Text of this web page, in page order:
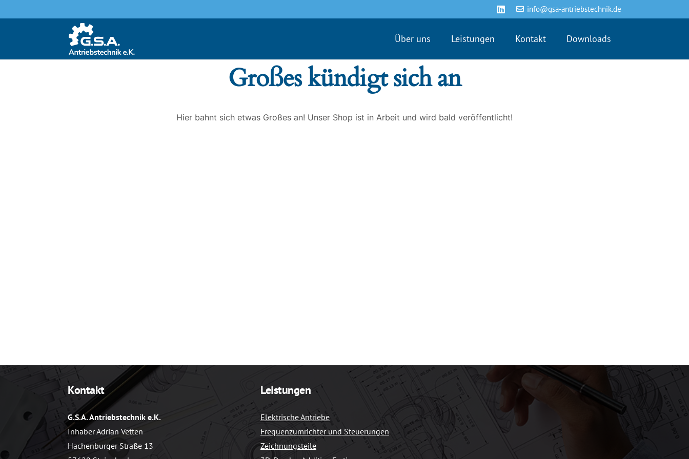
info@gsa-antriebstechnik.de
Über uns Leistungen Kontakt Downloads
Großes kündigt sich an
Hier bahnt sich etwas Großes an! Unser Shop ist in Arbeit und wird bald veröffentlicht!
Kontakt
G.S.A. Antriebstechnik e.K.
Inhaber Adrian Vetten
Hachenburger Straße 13
Leistungen
Elektrische Antriebe
Frequenzumrichter und Steuerungen
Zeichnungsteile